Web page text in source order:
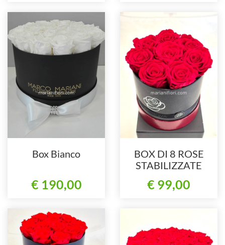
Box Bianco
€ 190,00
BOX DI 8 ROSE
STABILIZZATE
ROSSA E NERA
€ 99,00